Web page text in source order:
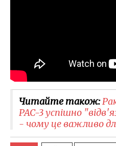
Читайте також:
PAC-3 успішно
- чому це важливо